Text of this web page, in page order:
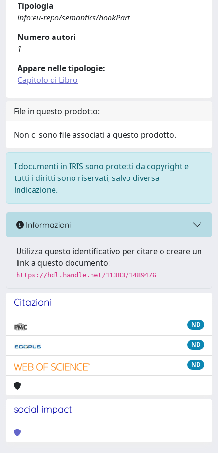
Tipologia
info:eu-repo/semantics/bookPart
Numero autori
1
Appare nelle tipologie:
Capitolo di Libro
File in questo prodotto:
Non ci sono file associati a questo prodotto.
I documenti in IRIS sono protetti da copyright e
tutti i diritti sono riservati, salvo diversa
indicazione.
Informazioni
Utilizza questo identificativo per citare o creare un
link a questo documento:
https://hdl.handle.net/11383/1489476
Citazioni
ND
ND
ND
social impact